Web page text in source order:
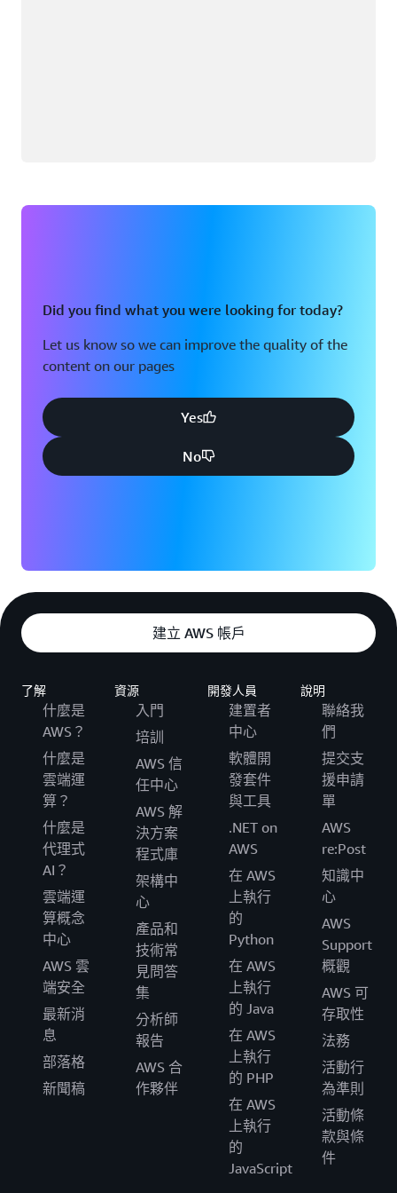
Did you find what you were looking for today?
Let us know so we can improve the quality of the
content on our pages
Yes
No
建立 AWS 帳戶
了解
什麼是
AWS？
什麼是
雲端運
算？
什麼是
代理式
AI？
雲端運
算概念
中心
AWS 雲
端安全
最新消
息
部落格
新聞稿
資源
入門
培訓
AWS 信
任中心
AWS 解
決方案
程式庫
架構中
心
產品和
技術常
見問答
集
分析師
報告
AWS 合
作夥伴
開發人員
建置者
中心
軟體開
發套件
與工具
.NET on
AWS
在 AWS
上執行
的
Python
在 AWS
上執行
的 Java
在 AWS
上執行
的 PHP
在 AWS
上執行
的
JavaScript
說明
聯絡我
們
提交支
援申請
單
AWS
re:Post
知識中
心
AWS
Support
概觀
AWS 可
存取性
法務
活動行
為準則
活動條
款與條
件